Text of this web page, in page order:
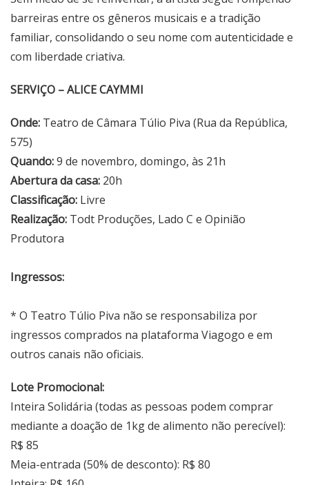
barreiras entre os gêneros musicais e a tradição
familiar, consolidando o seu nome com autenticidade e
com liberdade criativa.
SERVIÇO – ALICE CAYMMI
Onde: Teatro de Câmara Túlio Piva (Rua da República,
575)
Quando:9 de novembro, domingo, às 21h
Abertura da casa: 20h
Classificação: Livre
Realização: Todt Produções, Lado C e Opinião
Produtora
Ingressos:
* O Teatro Túlio Piva não se responsabiliza por
ingressos comprados na plataforma Viagogo e em
outros canais não oficiais.
Lote Promocional:
Inteira Solidária (todas as pessoas podem comprar
mediante a doação de 1kg de alimento não perecível):
R$ 85
Meia-entrada (50% de desconto): R$ 80